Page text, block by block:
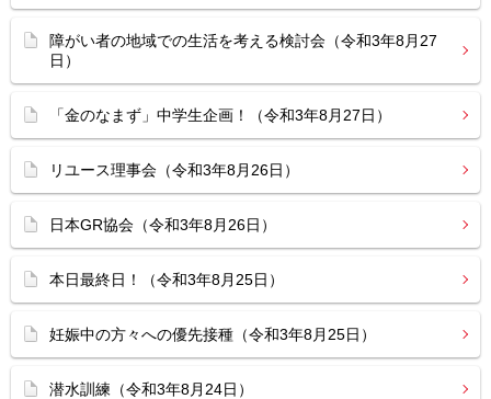
障がい者の地域での生活を考える検討会（令和3年8月27
日）
「金のなまず」中学生企画！（令和3年8月27日）
リユース理事会（令和3年8月26日）
日本GR協会（令和3年8月26日）
本日最終日！（令和3年8月25日）
妊娠中の方々への優先接種（令和3年8月25日）
潜水訓練（令和3年8月24日）